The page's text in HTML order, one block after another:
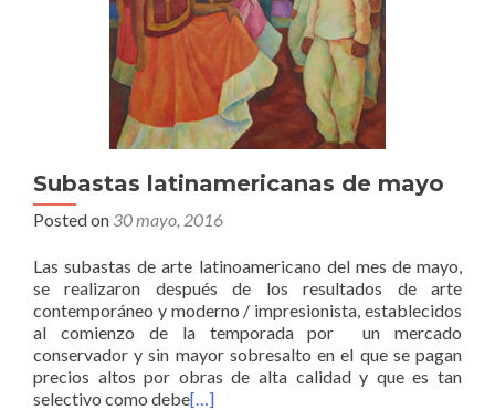
Subastas latinamericanas de mayo
Posted on 30 mayo, 2016
Las subastas de arte latinoamericano del mes de mayo,
se realizaron después de los resultados de arte
contemporáneo y moderno / impresionista, establecidos
al comienzo de la temporada por un mercado
conservador y sin mayor sobresalto en el que se pagan
precios altos por obras de alta calidad y que es tan
selectivo como debe[…]